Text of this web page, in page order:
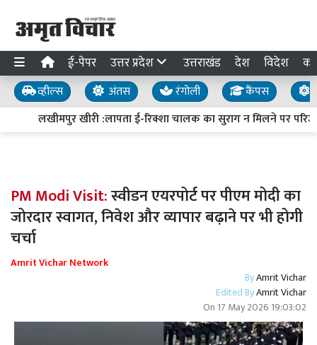
ई-पेपर उत्तर प्रदेश उत्तराखंड देश विदेश
व्हील्स अंतस रंगोली कैंपस
लखीमपुर खीरी :लापता ई-रिक्शा चालक का सुराग न मिलने पर
PM Modi Visit:स्वीडन एयरपोर्ट पर पीएम मोदी का
जोरदार स्वागत, निवेश और व्यापार बढ़ाने पर भी होगी
चर्चा
Amrit Vichar Network
ByAmrit Vichar
Edited ByAmrit Vichar
On 17 May 2026 19:03:02